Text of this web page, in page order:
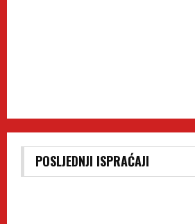
POSLJEDNJI ISPRAĆAJI